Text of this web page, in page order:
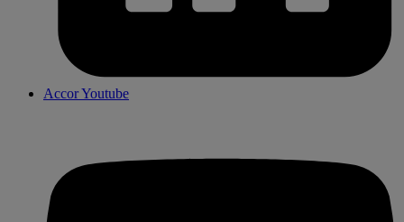
Accor Youtube